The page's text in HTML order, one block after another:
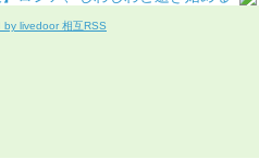
by livedoor 相互RSS